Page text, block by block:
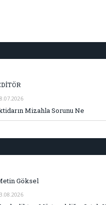
Mizahla Sorunu Ne
Göksel